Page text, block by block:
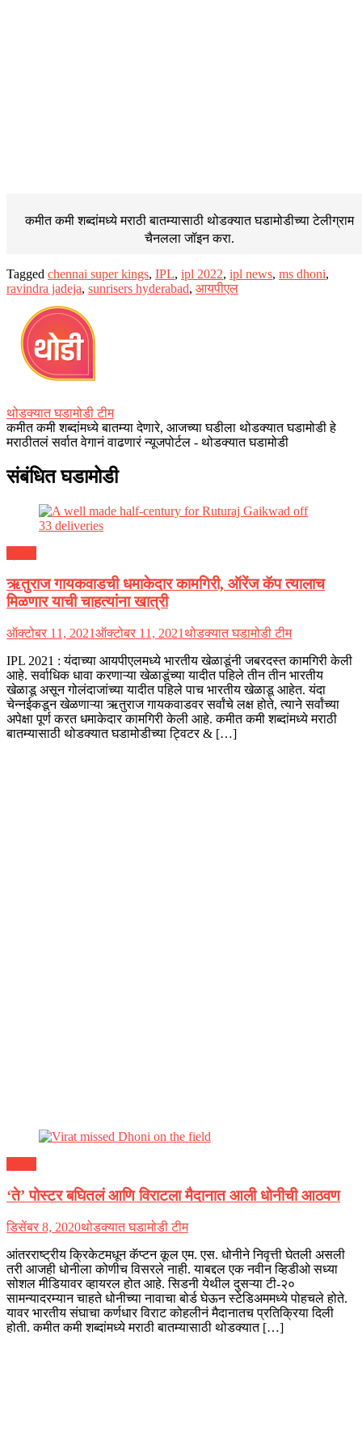
कमीत कमी शब्दांमध्ये मराठी बातम्यासाठी थोडक्यात घडामोडीच्याटेलीग्राम
चैनलला जॉइन करा.
Tagged chennai super kings, IPL, ipl 2022, ipl news, ms dhoni,
ravindra jadeja, sunrisers hyderabad, आयपीएल
थोडक्यात घडामोडी टीम
कमीत कमी शब्दांमध्ये बातम्या देणारे, आजच्या घडीला थोडक्यात घडामोडी हे
मराठीतलं सर्वात वेगानं वाढणारं न्यूजपोर्टल - थोडक्यात घडामोडी
संबंधित घडामोडी
ऋतुराज गायकवाडची धमाकेदार कामगिरी, ऑरेंज कॅप त्यालाच
मिळणार याची चाहत्यांना खात्री
ऑक्टोबर 11, 2021ऑक्टोबर 11, 2021थोडक्यात घडामोडी टीम
IPL 2021 : यंदाच्या आयपीएलमध्ये भारतीय खेळाडूंनी जबरदस्त कामगिरी केली
आहे. सर्वाधिक धावा करणाऱ्या खेळाडूंच्या यादीत पहिले तीन तीन भारतीय
खेळाडू असून गोलंदाजांच्या यादीत पहिले पाच भारतीय खेळाडू आहेत. यंदा
चेन्नईकडून खेळणाऱ्या ऋतुराज गायकवाडवर सर्वांचे लक्ष होते, त्याने सर्वांच्या
अपेक्षा पूर्ण करत धमाकेदार कामगिरी केली आहे. कमीत कमी शब्दांमध्ये मराठी
बातम्यासाठी थोडक्यात घडामोडीच्या ट्विटर & […]
‘ते’ पोस्टर बघितलं आणि विराटला मैदानात आली धोनीची आठवण
डिसेंबर 8, 2020थोडक्यात घडामोडी टीम
आंतरराष्ट्रीय क्रिकेटमधून कॅप्टन कूल एम. एस. धोनीने निवृत्ती घेतली असली
तरी आजही धोनीला कोणीच विसरले नाही. याबद्दल एक नवीन व्हिडीओ सध्या
सोशल मीडियावर व्हायरल होत आहे. सिडनी येथील दुसऱ्या टी-२०
सामन्यादरम्यान चाहते धोनीच्या नावाचा बोर्ड घेऊन स्टेडिअममध्ये पोहचले होते.
यावर भारतीय संघाचा कर्णधार विराट कोहलीनं मैदानातच प्रतिक्रिया दिली
होती. कमीत कमी शब्दांमध्ये मराठी बातम्यासाठी थोडक्यात […]